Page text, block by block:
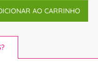
AO CARRINHO